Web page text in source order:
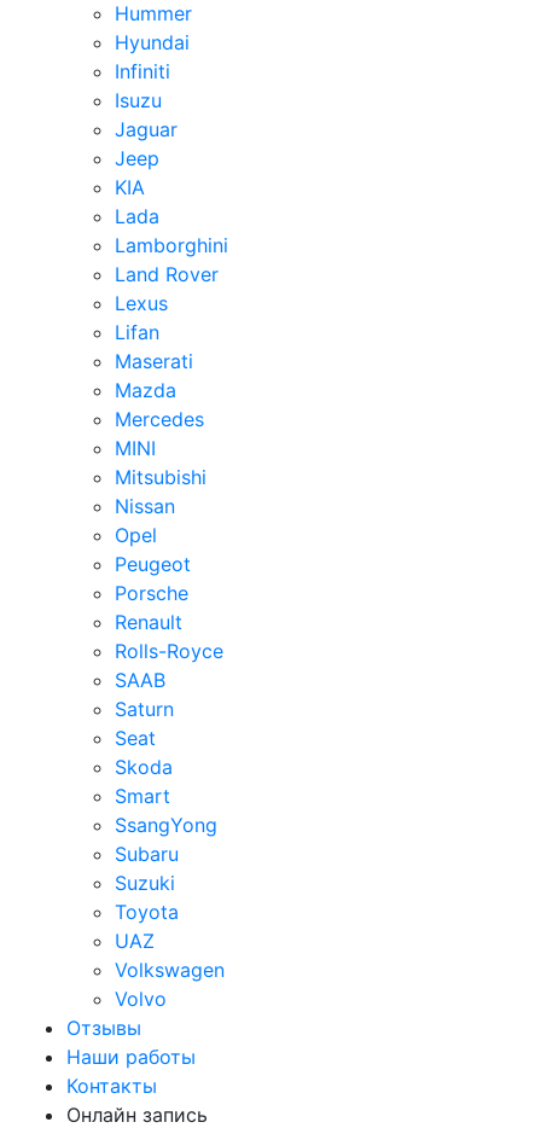
Hummer
Hyundai
Infiniti
Isuzu
Jaguar
Jeep
KIA
Lada
Lamborghini
Land Rover
Lexus
Lifan
Maserati
Mazda
Mercedes
MINI
Mitsubishi
Nissan
Opel
Peugeot
Porsche
Renault
Rolls-Royce
SAAB
Saturn
Seat
Skoda
Smart
SsangYong
Subaru
Suzuki
Toyota
UAZ
Volkswagen
Volvo
Отзывы
Наши работы
Контакты
Онлайн запись